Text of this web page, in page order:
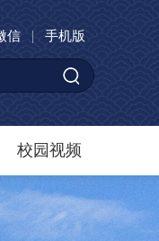
信 手机版
校园视频